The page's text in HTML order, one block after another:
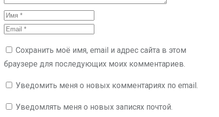
Сохранить моё имя, email и адрес сайта в этом
браузере для последующих моих комментариев.
Уведомить меня о новых комментариях по email.
Уведомлять меня о новых записях почтой.